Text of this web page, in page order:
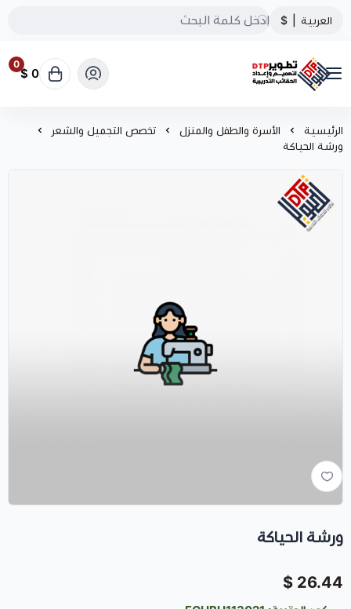
العربية $
تطوير الحقائب التدريبية
0
0 $
الرئيسية الأسرة والطفل والمنزل
تخصص التجميل والشعر
ورشة الحياكة
ورشة الحياكة
26.44 $